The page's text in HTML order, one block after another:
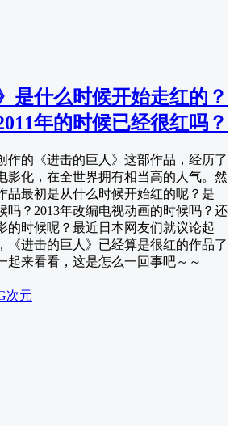
是什么时候开始走红的？
年的时候已经很红吗？
作的《进击的巨人》这部作品，经历了
影化，在全世界拥有相当高的人气。然
品最初是从什么时候开始红的呢？是
吗？2013年改编电视动画的时候吗？还
的时候呢？最近日本网友们就议论起
《进击的巨人》已经算是很红的作品了
起来看看，这是怎么一回事吧～～
次元